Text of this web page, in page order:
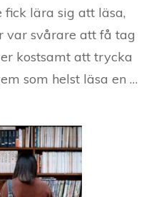
fick lära sig att läsa,
var svårare att få tag
kostsamt att trycka
som helst läsa en …